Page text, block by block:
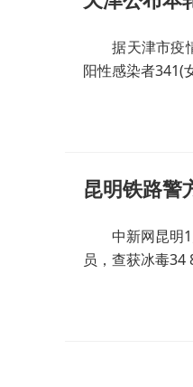
据天津市疫情
阳性感染者341(
昆明铁路警
中新网昆明1
员，查获冰毒34